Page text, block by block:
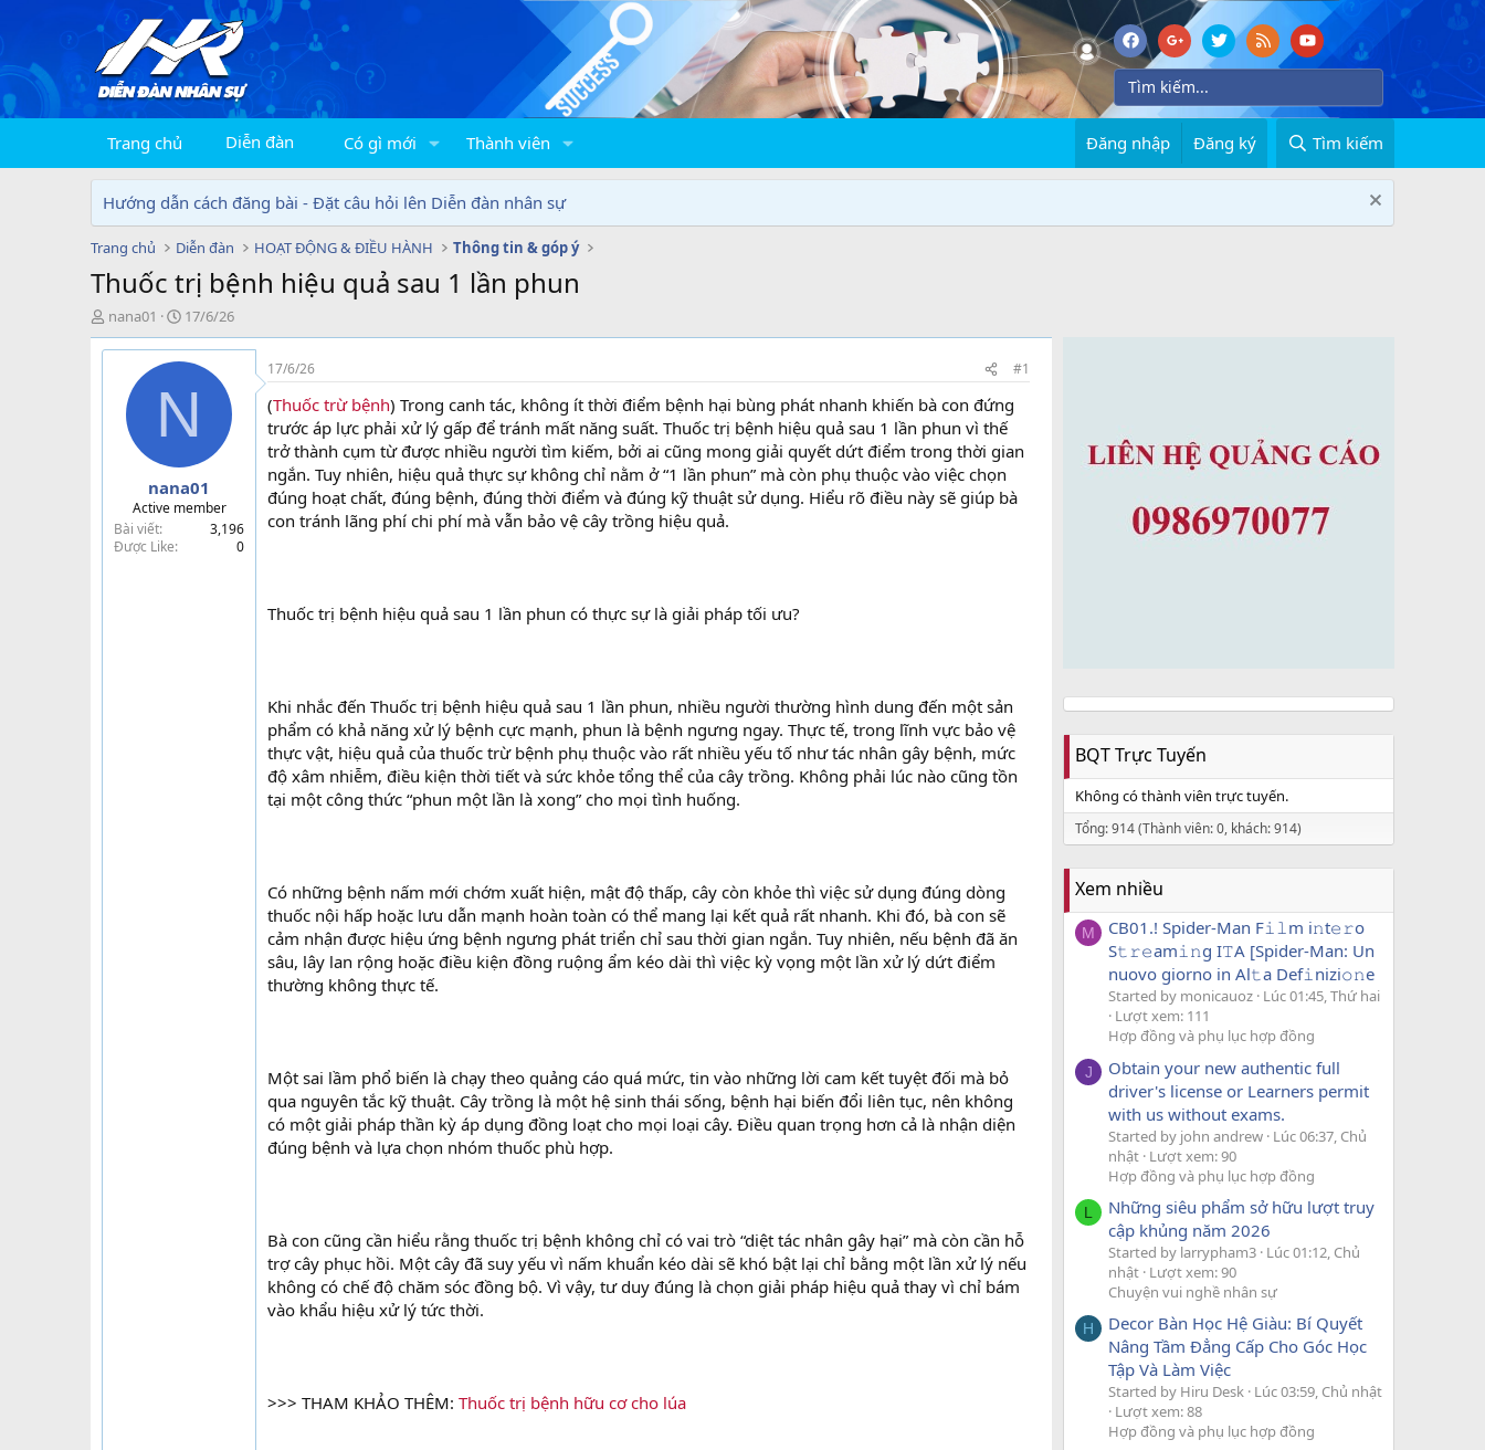
Trang chủ Diễn đàn Có gì mới Thành viên Đăng nhập Đăng ký Tìm kiếm
Hướng dẫn cách đăng bài - Đặt câu hỏi lên Diễn đàn nhân sự
Trang chủ Diễn đàn HOẠT ĐỘNG & ĐIỀU HÀNH Thông tin & góp ý
Thuốc trị bệnh hiệu quả sau 1 lần phun
T
h
r
nana01
N
g
à
g
ử
i
17/6/26
N
nana01
Active member
Bài viết
3,196
Được Like
0
17/6/26 #1
(Thuốc trừ bệnh) Trong canh tác, không ít thời điểm bệnh hại bùng phát nhanh khiến bà con đứng
trước áp lực phải xử lý gấp để tránh mất năng suất. Thuốc trị bệnh hiệu quả sau 1 lần phun vì thế
trở thành cụm từ được nhiều người tìm kiếm, bởi ai cũng mong giải quyết dứt điểm trong thời gian
ngắn. Tuy nhiên, hiệu quả thực sự không chỉ nằm ở “1 lần phun” mà còn phụ thuộc vào việc chọn
đúng hoạt chất, đúng bệnh, đúng thời điểm và đúng kỹ thuật sử dụng. Hiểu rõ điều này sẽ giúp bà
con tránh lãng phí chi phí mà vẫn bảo vệ cây trồng hiệu quả.
Thuốc trị bệnh hiệu quả sau 1 lần phun có thực sự là giải pháp tối ưu?
Khi nhắc đến Thuốc trị bệnh hiệu quả sau 1 lần phun, nhiều người thường hình dung đến một sản
phẩm có khả năng xử lý bệnh cực mạnh, phun là bệnh ngưng ngay. Thực tế, trong lĩnh vực bảo vệ
thực vật, hiệu quả của thuốc trừ bệnh phụ thuộc vào rất nhiều yếu tố như tác nhân gây bệnh, mức
độ xâm nhiễm, điều kiện thời tiết và sức khỏe tổng thể của cây trồng. Không phải lúc nào cũng tồn
tại một công thức “phun một lần là xong” cho mọi tình huống.
Có những bệnh nấm mới chớm xuất hiện, mật độ thấp, cây còn khỏe thì việc sử dụng đúng dòng
thuốc nội hấp hoặc lưu dẫn mạnh hoàn toàn có thể mang lại kết quả rất nhanh. Khi đó, bà con sẽ
cảm nhận được hiệu ứng bệnh ngưng phát triển chỉ sau thời gian ngắn. Tuy nhiên, nếu bệnh đã ăn
sâu, lây lan rộng hoặc điều kiện đồng ruộng ẩm kéo dài thì việc kỳ vọng một lần xử lý dứt điểm
thường không thực tế.
Một sai lầm phổ biến là chạy theo quảng cáo quá mức, tin vào những lời cam kết tuyệt đối mà bỏ
qua nguyên tắc kỹ thuật. Cây trồng là một hệ sinh thái sống, bệnh hại biến đổi liên tục, nên không
có một giải pháp thần kỳ áp dụng đồng loạt cho mọi loại cây. Điều quan trọng hơn cả là nhận diện
đúng bệnh và lựa chọn nhóm thuốc phù hợp.
Bà con cũng cần hiểu rằng thuốc trị bệnh không chỉ có vai trò “diệt tác nhân gây hại” mà còn cần hỗ
trợ cây phục hồi. Một cây đã suy yếu vì nấm khuẩn kéo dài sẽ khó bật lại chỉ bằng một lần xử lý nếu
không có chế độ chăm sóc đồng bộ. Vì vậy, tư duy đúng là chọn giải pháp hiệu quả thay vì chỉ bám
vào khẩu hiệu xử lý tức thời.
>>> THAM KHẢO THÊM: Thuốc trị bệnh hữu cơ cho lúa
BQT Trực Tuyến
Không có thành viên trực tuyến.
Tổng: 914 (Thành viên: 0, khách: 914)
Xem nhiều
M
CB01.! Spider-Man F𝚒𝚕m i𝚗t𝚎𝚛o
S𝚝𝚛𝚎am𝚒𝚗g I𝚃A [Spider-Man: Un
nuovo giorno in Al𝚝a Def𝚒nizi𝚘𝚗e
Started by monicauoz Lúc 01:45, Thứ hai
Lượt xem: 111
Hợp đồng và phụ lục hợp đồng
J
Obtain your new authentic full
driver's license or Learners permit
with us without exams.
Started by john andrew Lúc 06:37, Chủ
nhật Lượt xem: 90
Hợp đồng và phụ lục hợp đồng
L
Những siêu phẩm sở hữu lượt truy
cập khủng năm 2026
Started by larrypham3 Lúc 01:12, Chủ
nhật Lượt xem: 90
Chuyện vui nghề nhân sự
H
Decor Bàn Học Hệ Giàu: Bí Quyết
Nâng Tầm Đẳng Cấp Cho Góc Học
Tập Và Làm Việc
Started by Hiru Desk Lúc 03:59, Chủ nhật
Lượt xem: 88
Hợp đồng và phụ lục hợp đồng